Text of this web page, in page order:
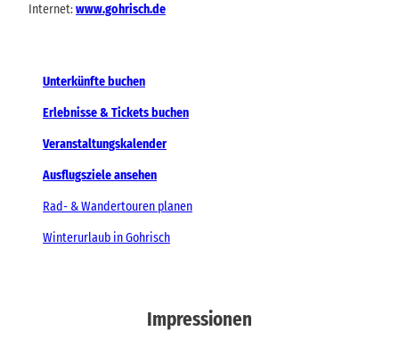
Internet:www.gohrisch.de
Unterkünfte buchen
Erlebnisse & Tickets buchen
Veranstaltungskalender
Ausflugsziele ansehen
Rad- & Wandertouren planen
Winterurlaub in Gohrisch
Impressionen